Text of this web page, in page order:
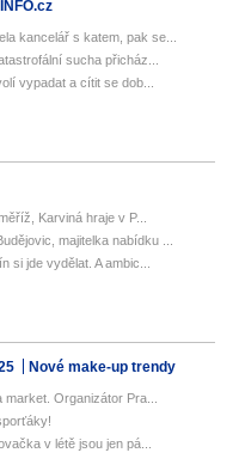
INFO.cz
kancelář s katem, pak se...
sucha přicház...
vypadat a cítit se dob...
Karviná hraje v P...
majitelka nabídku ...
si jde vydělat. A ambic...
Nové make-up trendy
market. Organizátor Pra...
v létě jsou jen pá...